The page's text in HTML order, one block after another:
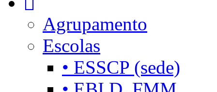
Agrupamento
Escolas
• ESSCP (sede)